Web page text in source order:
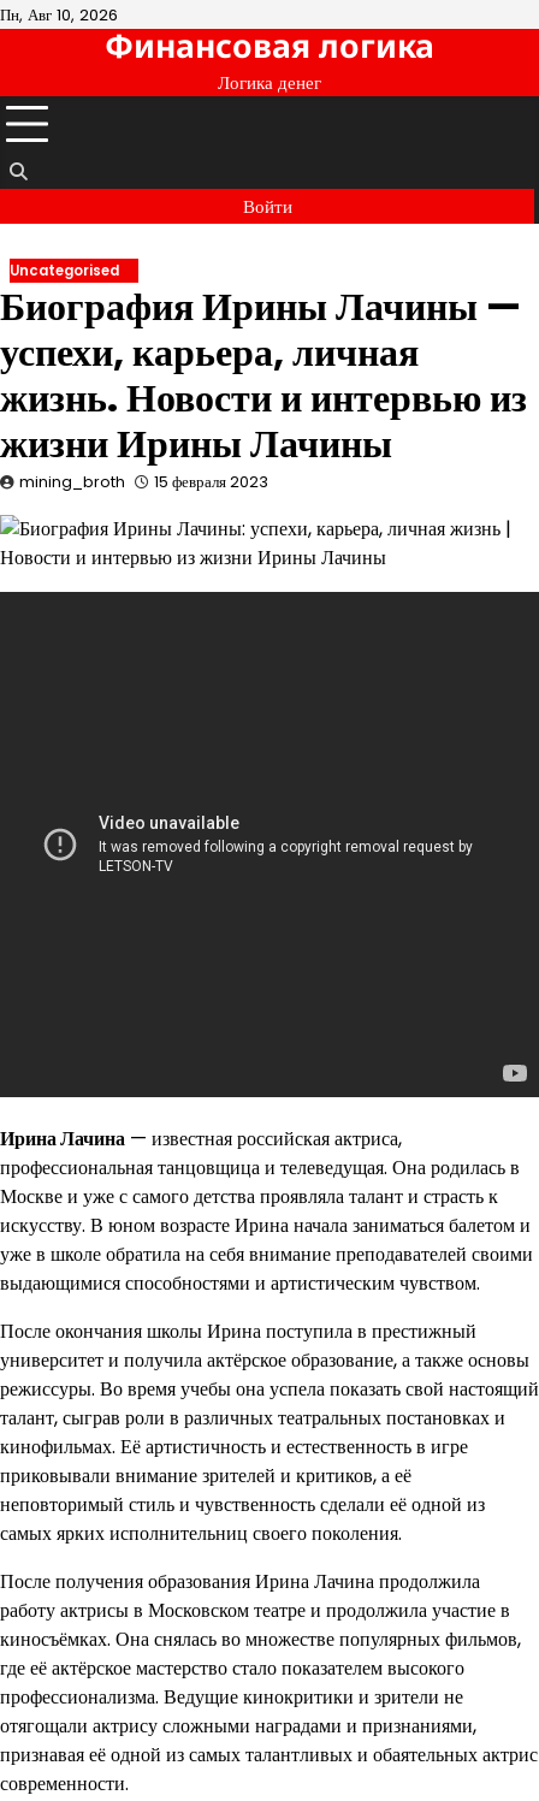
Перейти
Пн, Авг 10, 2026
Финансовая логика
Логика денег
Войти
Uncategorised
Биография Ирины Лачины —
успехи, карьера, личная
жизнь. Новости и интервью из
жизни Ирины Лачины
mining_broth 15 февраля 2023
Ирина Лачина — известная российская актриса,
профессиональная танцовщица и телеведущая. Она родилась в
Москве и уже с самого детства проявляла талант и страсть к
искусству. В юном возрасте Ирина начала заниматься балетом и
уже в школе обратила на себя внимание преподавателей своими
выдающимися способностями и артистическим чувством.
После окончания школы Ирина поступила в престижный
университет и получила актёрское образование, а также основы
режиссуры. Во время учебы она успела показать свой настоящий
талант, сыграв роли в различных театральных постановках и
кинофильмах. Её артистичность и естественность в игре
приковывали внимание зрителей и критиков, а её
неповторимый стиль и чувственность сделали её одной из
самых ярких исполнительниц своего поколения.
После получения образования Ирина Лачина продолжила
работу актрисы в Московском театре и продолжила участие в
киносъёмках. Она снялась во множестве популярных фильмов,
где её актёрское мастерство стало показателем высокого
профессионализма. Ведущие кинокритики и зрители не
отягощали актрису сложными наградами и признаниями,
признавая её одной из самых талантливых и обаятельных актрис
современности.